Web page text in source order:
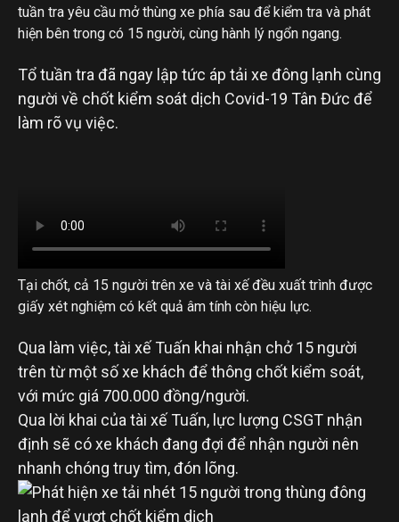
tuần tra yêu cầu mở thùng xe phía sau để kiểm tra và phát
hiện bên trong có 15 người, cùng hành lý ngổn ngang.
Tổ tuần tra đã ngay lập tức áp tải xe đông lạnh cùng
người về chốt kiểm soát dịch Covid-19 Tân Đức để
làm rõ vụ việc.
Tại chốt, cả 15 người trên xe và tài xế đều xuất trình được
giấy xét nghiệm có kết quả âm tính còn hiệu lực.
Qua làm việc, tài xế Tuấn khai nhận chở 15 người
trên từ một số xe khách để thông chốt kiểm soát,
với mức giá 700.000 đồng/người.
Qua lời khai của tài xế Tuấn, lực lượng CSGT nhận
định sẽ có xe khách đang đợi để nhận người nên
nhanh chóng truy tìm, đón lõng.